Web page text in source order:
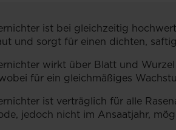
ist bei gleichzeitig
und sorgt für einen dichten,
wirkt über Blatt und
für ein gleichmäßiges
ist verträglich für alle
jedoch nicht im Ansaatjahr,